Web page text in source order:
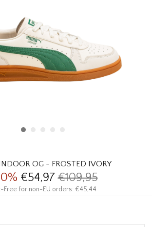
OG - FROSTED IVORY
€54,97€109,95
Free for non-EU orders: €45,44